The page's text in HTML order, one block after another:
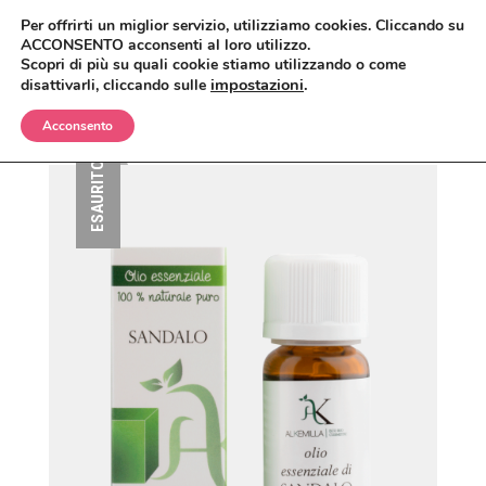
BIMBI
OLII E CREME
SHAMPO E BAGNETTO
ANTIZANZARE
DEODORANTI
DETERGENTI, TONICI E MASCHERE
CREME E SIERI
CIPRIE, BLUSH, BRONZER
CORRETTORI
ESAURITO
Per offrirti un miglior servizio, utilizziamo cookies. Cliccando su
ACCONSENTO acconsenti al loro utilizzo.
Scopri di più su quali cookie stiamo utilizzando o come
disattivarli, cliccando sulle impostazioni.
Acconsento